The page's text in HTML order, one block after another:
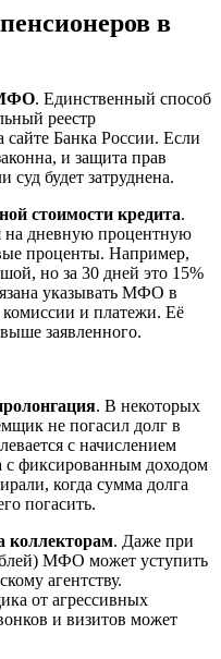
в
МФО. Единственный способ
реестр
Банка России. Если
и защита прав
будет затруднена.
стоимости кредита.
на дневную процентную
проценты. Например,
но за 30 дней это 15%
указывать МФО в
комиссии и платежи. Её
заявленного.
. В некоторых
не погасил долг в
с начислением
с фиксированным доходом
когда сумма долга
погасить.
коллекторам. Даже при
МФО может уступить
агентству.
от агрессивных
и визитов может